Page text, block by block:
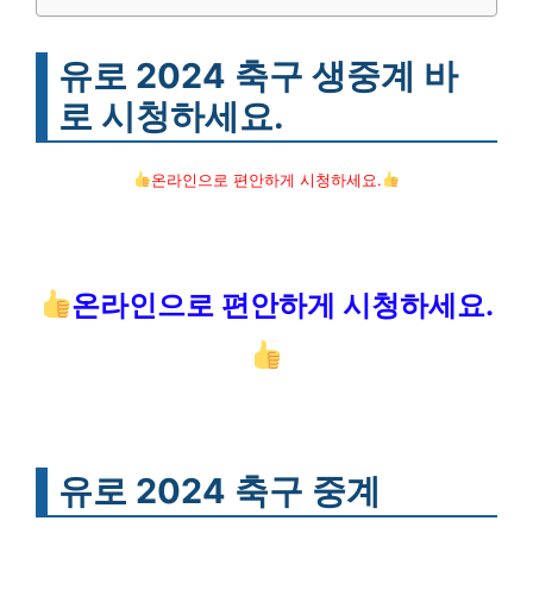
유로 2024 축구 생중계 바
로 시청하세요.
온라인으로 편안하게 시청하세요.
온라인으로 편안하게 시청하세요.
유로 2024 축구 중계